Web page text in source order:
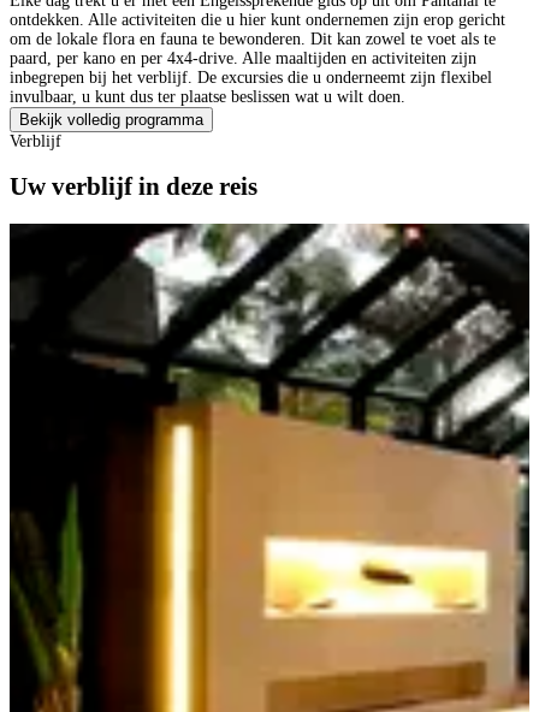
ontdekken. Alle activiteiten die u hier kunt ondernemen zijn erop gericht
om de lokale flora en fauna te bewonderen. Dit kan zowel te voet als te
paard, per kano en per 4x4-drive. Alle maaltijden en activiteiten zijn
inbegrepen bij het verblijf. De excursies die u onderneemt zijn flexibel
invulbaar, u kunt dus ter plaatse beslissen wat u wilt doen.
Bekijk volledig programma
Verblijf
Uw verblijf in deze reis